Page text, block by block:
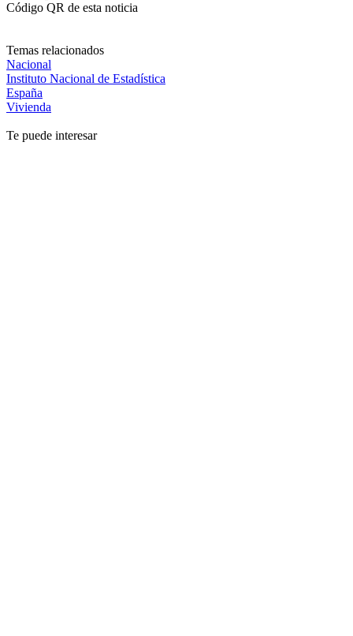
Código QR de esta noticia
Temas relacionados
Nacional
Instituto Nacional de Estadística
España
Vivienda
Te puede interesar